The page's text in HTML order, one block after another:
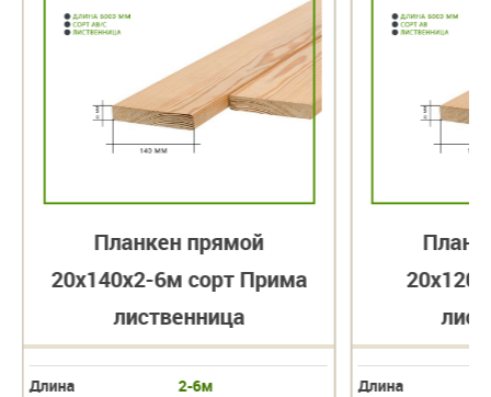
Планкен прямой
20х140х2-6м сорт Прима
лиственница
Длина
2-6м
Длина